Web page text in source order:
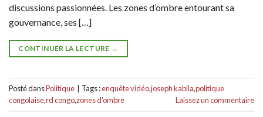
discussions passionnées. Les zones d’ombre entourant sa
gouvernance, ses […]
CONTINUER LA LECTURE →
Posté dansPolitique Tags :enquête vidéo,joseph kabila,politique
congolaise,rd congo,zones d'ombre Laissez un commentaire